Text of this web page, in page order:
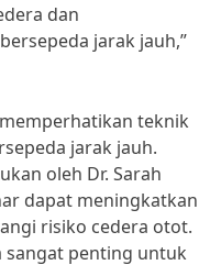
dan
jarak jauh,”
teknik
jarak jauh.
oleh Dr. Sarah
dapat meningkatkan
risiko cedera otot.
sangat penting untuk